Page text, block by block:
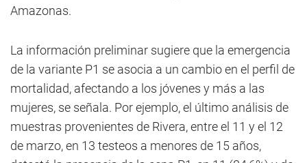
Amazonas.
La información preliminar sugiere que la emergencia
de la variante P1 se asocia a un cambio en el perfil de
mortalidad, afectando a los jóvenes y más a las
mujeres, se señala. Por ejemplo, el último análisis de
muestras provenientes de Rivera, entre el 11 y el 12
de marzo, en 13 testeos a menores de 15 años,